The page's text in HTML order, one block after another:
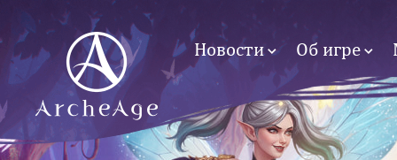
Новости Об игре